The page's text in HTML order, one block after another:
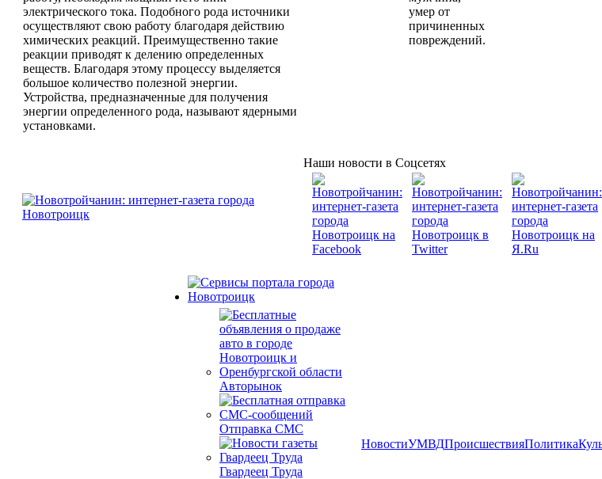
электрического тока. Подобного рода источники
осуществляют свою работу благодаря действию
химических реакций. Преимущественно такие
реакции приводят к делению определенных
веществ. Благодаря этому процессу выделяется
большое количество полезной энергии.
Устройства, предназначенные для получения
энергии определенного рода, называют ядерными
установками.
умер от
причиненных
повреждений.
Наши новости в Соцсетях
Авторынок
Отправка СМС
Гвардеец Труда
НовостиУМВДПроисшествияПолитика